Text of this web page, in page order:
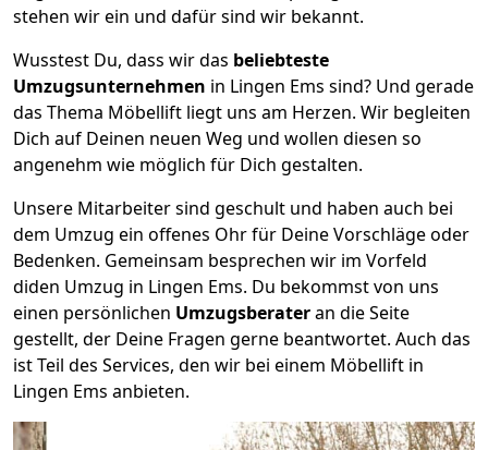
stehen wir ein und dafür sind wir bekannt.
Wusstest Du, dass wir das beliebteste
Umzugsunternehmen in Lingen Ems sind? Und gerade
das Thema Möbellift liegt uns am Herzen. Wir begleiten
Dich auf Deinen neuen Weg und wollen diesen so
angenehm wie möglich für Dich gestalten.
Unsere Mitarbeiter sind geschult und haben auch bei
dem Umzug ein offenes Ohr für Deine Vorschläge oder
Bedenken. Gemeinsam besprechen wir im Vorfeld
diden Umzug in Lingen Ems. Du bekommst von uns
einen persönlichen Umzugsberateran die Seite
gestellt, der Deine Fragen gerne beantwortet. Auch das
ist Teil des Services, den wir bei einem Möbellift in
Lingen Ems anbieten.